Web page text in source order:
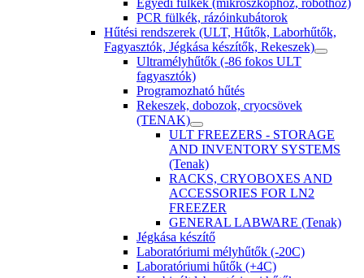
PCR fülkék, rázóinkubátorok
Hűtési rendszerek (ULT, Hűtők, Laborhűtők,
Fagyasztók, Jégkása készítők, Rekeszek)
Ultramélyhűtők (-86 fokos ULT
fagyasztók)
Programozható hűtés
Rekeszek, dobozok, cryocsövek
(TENAK)
ULT FREEZERS - STORAGE
AND INVENTORY SYSTEMS
(Tenak)
RACKS, CRYOBOXES AND
ACCESSORIES FOR LN2
FREEZER
GENERAL LABWARE (Tenak)
Jégkása készítő
Laboratóriumi mélyhűtők (-20C)
Laboratóriumi hűtők (+4C)